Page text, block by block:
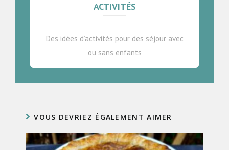
ACTIVITÉS
Des idées d’activités pour des séjour avec
ou sans enfants
VOUS DEVRIEZ ÉGALEMENT AIMER